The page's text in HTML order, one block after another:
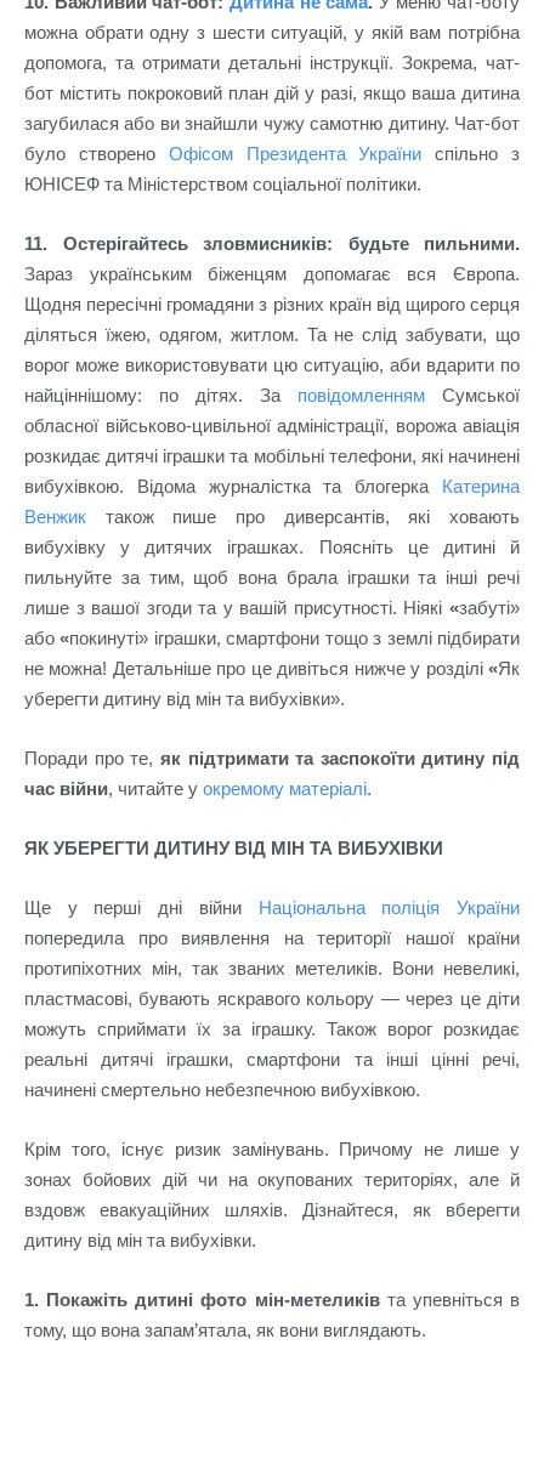
можна обрати одну з шести ситуацій, у якій вам потрібна
допомога, та отримати детальні інструкції. Зокрема, чат-
бот містить покроковий план дій у разі, якщо ваша дитина
загубилася або ви знайшли чужу самотню дитину. Чат-бот
було створено Офісом Президента України спільно з
ЮНІСЕФ та Міністерством соціальної політики.
11. Остерігайтесь зловмисників: будьте пильними.
Зараз українським біженцям допомагає вся Європа.
Щодня пересічні громадяни з різних країн від щирого серця
діляться їжею, одягом, житлом. Та не слід забувати, що
ворог може використовувати цю ситуацію, аби вдарити по
найціннішому: по дітях. За повідомленням Сумської
обласної військово-цивільної адміністрації, ворожа авіація
розкидає дитячі іграшки та мобільні телефони, які начинені
вибухівкою. Відома журналістка та блогерка Катерина
Венжик також пише про диверсантів, які ховають
вибухівку у дитячих іграшках. Поясніть це дитині й
пильнуйте за тим, щоб вона брала іграшки та інші речі
лише з вашої згоди та у вашій присутності. Ніякі «забуті»
або«покинуті» іграшки, смартфони тощо з землі підбирати
не можна! Детальніше про це дивіться нижче у розділі «Як
уберегти дитину від мін та вибухівки».
Поради про те, як підтримати та заспокоїти дитину під
час війни, читайте у окремому матеріалі.
ЯК УБЕРЕГТИ ДИТИНУ ВІД МІН ТА ВИБУХІВКИ
Ще у перші дні війни Національна поліція України
попередила про виявлення на території нашої країни
протипіхотних мін, так званих метеликів. Вони невеликі,
пластмасові, бувають яскравого кольору —через це діти
можуть сприймати їх за іграшку. Також ворог розкидає
реальні дитячі іграшки, смартфони та інші цінні речі,
начинені смертельно небезпечною вибухівкою.
Крім того, існує ризик замінувань. Причому не лише у
зонах бойових дій чи на окупованих територіях, але й
вздовж евакуаційних шляхів. Дізнайтеся, як вберегти
дитину від мін та вибухівки.
1. Покажіть дитині фото мін-метеликів та упевніться в
тому, що вона запам’ятала, як вони виглядають.